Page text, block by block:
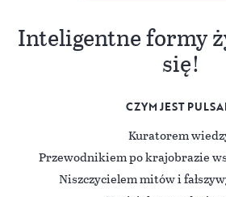
Inteligentne formy
się!
CZYM JEST
Kuratorem
Przewodnikiem po krajobrazie
Niszczycielem mitów i